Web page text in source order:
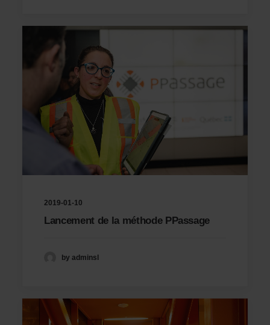
2019-01-10
Lancement de la méthode PPassage
by adminsl